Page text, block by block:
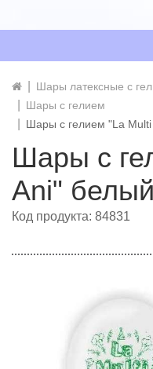
Шары латексные с
Шары с гелием
Шары с гелием "La
Шары с
Ani"
Код продукта: 84831